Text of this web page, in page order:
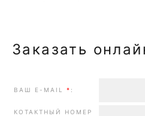
Заказать
ВАШ E-MAIL * :
КОТАКТНЫЙ НОМЕР